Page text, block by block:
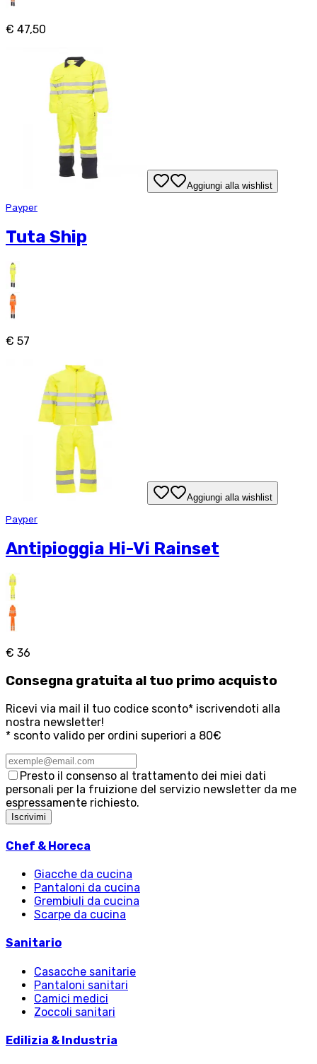
€ 47,50
Aggiungi alla wishlist
Payper
Tuta Ship
€ 57
Aggiungi alla wishlist
Payper
Antipioggia Hi-Vi Rainset
€ 36
Consegna gratuita al tuo primo acquisto
Ricevi via mail il tuo codice sconto* iscrivendoti alla
nostra newsletter!
* sconto valido per ordini superiori a 80€
Presto il consenso al trattamento dei miei dati
personali per la fruizione del servizio newsletter da me
espressamente richiesto.
Iscrivimi
Chef & Horeca
Giacche da cucina
Pantaloni da cucina
Grembiuli da cucina
Scarpe da cucina
Sanitario
Casacche sanitarie
Pantaloni sanitari
Camici medici
Zoccoli sanitari
Edilizia & Industria